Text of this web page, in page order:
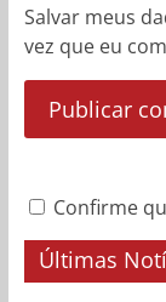
Salvar meus
vez que eu
Confirme
Últimas